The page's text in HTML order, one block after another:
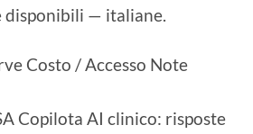
disponibili — italiane.
Costo / Accesso Note
Copilota AI clinico: risposte